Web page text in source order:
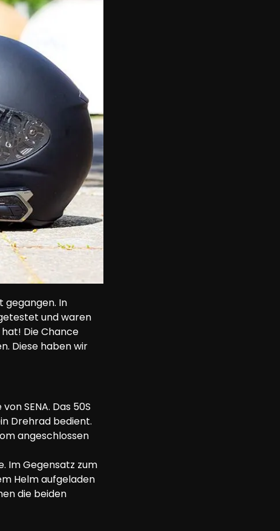
gegangen. In
und waren
Die Chance
Diese haben wir
SENA. Das 50S
Drehrad bedient.
angeschlossen
Im Gegensatz zum
Helm aufgeladen
die beiden